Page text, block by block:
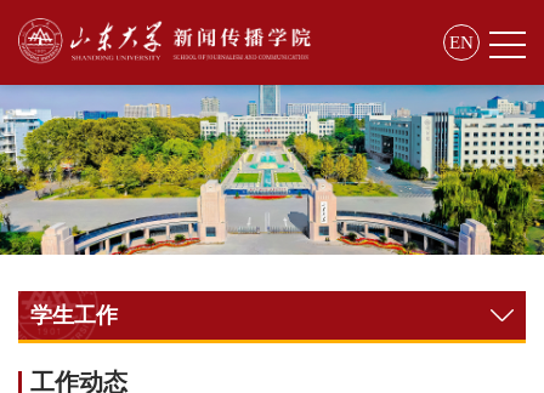
EN
学生工作
工作动态